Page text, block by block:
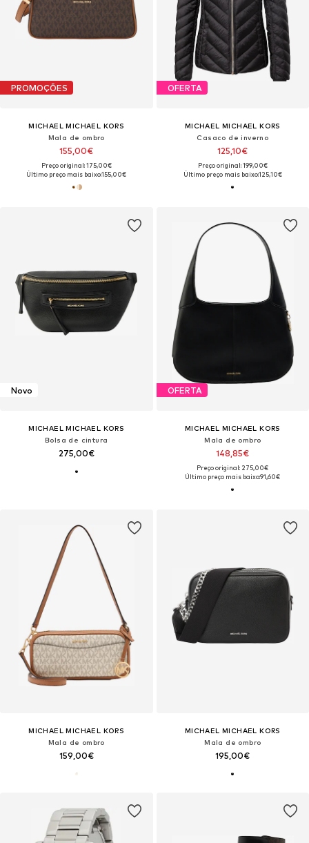
PROMOÇÕES
MICHAEL MICHAEL KORS
Mala de ombro
155,00€
Preço original: 175,00€
Último preço mais baixo:155,00€
OFERTA
MICHAEL MICHAEL KORS
Casaco de inverno
125,10€
Preço original: 199,00€
Último preço mais baixo:125,10€
Novo
MICHAEL MICHAEL KORS
Bolsa de cintura
275,00€
OFERTA
MICHAEL MICHAEL KORS
Mala de ombro
148,85€
Preço original: 275,00€
Último preço mais baixo:91,60€
MICHAEL MICHAEL KORS
Mala de ombro
159,00€
MICHAEL MICHAEL KORS
Mala de ombro
195,00€